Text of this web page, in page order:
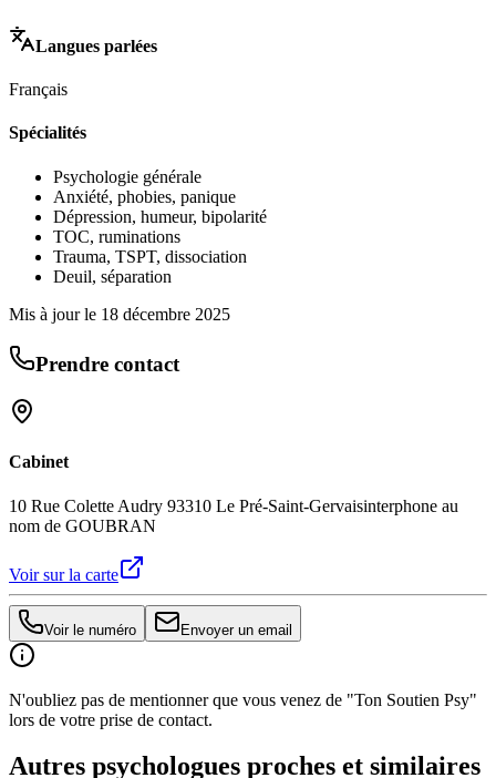
Langues parlées
Français
Spécialités
Psychologie générale
Anxiété, phobies, panique
Dépression, humeur, bipolarité
TOC, ruminations
Trauma, TSPT, dissociation
Deuil, séparation
Mis à jour le 18 décembre 2025
Prendre contact
Cabinet
10 Rue Colette Audry 93310 Le Pré-Saint-Gervaisinterphone au
nom de GOUBRAN
Voir sur la carte
Voir le numéro Envoyer un email
N'oubliez pas de mentionner que vous venez de "Ton Soutien Psy"
lors de votre prise de contact.
Autres psychologues proches et similaires